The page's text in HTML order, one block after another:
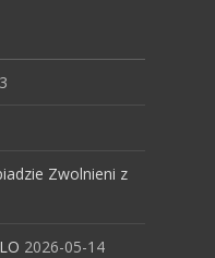
Zwolnieni z
2026-05-14